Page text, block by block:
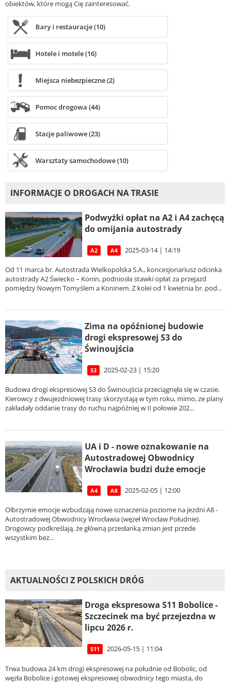
obiektów, które mogą Cię zainteresować.
Bary i restauracje (10)
Hotele i motele (16)
Miejsca niebezpieczne (2)
Pomoc drogowa (44)
Stacje paliwowe (23)
Warsztaty samochodowe (10)
INFORMACJE O DROGACH NA TRASIE
Podwyżki opłat na A2 i A4 zachęcą
do omijania autostrady
A2 A4 2025-03-14 | 14:19
Od 11 marca br. Autostrada Wielkopolska S.A., koncesjonariusz odcinka
autostrady A2 Świecko – Konin, podniosła stawki opłat za przejazd
pomiędzy Nowym Tomyślem a Koninem. Z kolei od 1 kwietnia br. pod...
Zima na opóźnionej budowie
drogi ekspresowej S3 do
Świnoujścia
S3 2025-02-23 | 15:20
Budowa drogi ekspresowej S3 do Świnoujścia przeciągnęła się w czasie.
Kierowcy z dwujezdniowej trasy skorzystają w tym roku, mimo, ze plany
zakładały oddanie trasy do ruchu najpóźniej w II połowie 202...
UA i D - nowe oznakowanie na
Autostradowej Obwodnicy
Wrocławia budzi duże emocje
A4 A8 2025-02-05 | 12:00
Olbrzymie emocje wzbudzają nowe oznaczenia poziome na jezdni A8 -
Autostradowej Obwodnicy Wrocławia (węzeł Wrocław Południe).
Drogowcy podkreślają, że główną przesłanką zmian jest przede
wszystkim bez...
AKTUALNOŚCI Z POLSKICH DRÓG
Droga ekspresowa S11 Bobolice -
Szczecinek ma być przejezdna w
lipcu 2026 r.
S11 2026-05-15 | 11:04
Trwa budowa 24 km drogi ekspresowej na południe od Bobolic, od
węzła Bobolice i gotowej ekspresowej obwodnicy tego miasta, do